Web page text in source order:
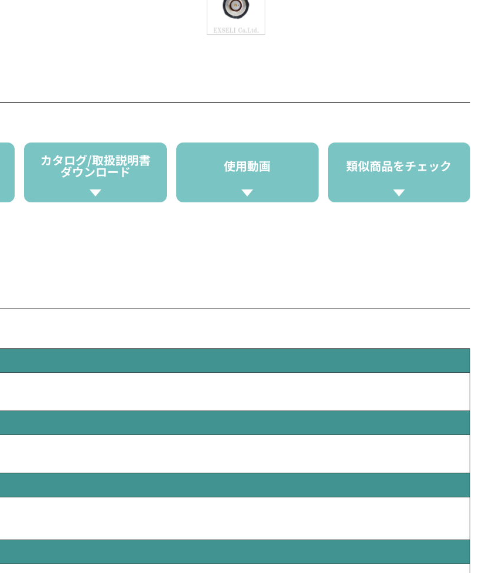
カタログ/取扱説明書
ダウンロード 使用動画 類似商品をチェック